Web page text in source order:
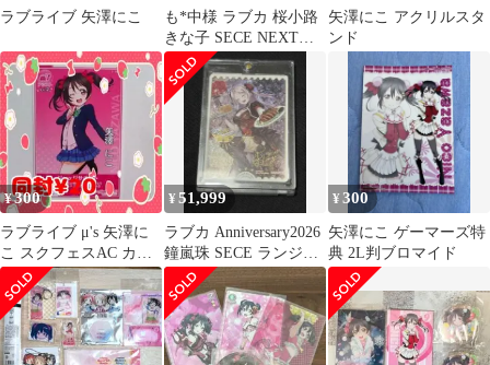
ラブライブ 矢澤にこ
も*中様 ラブカ 桜小路
きな子 SECE NEXT
STEP ラブライブカー
ドゲ
矢澤にこ アクリルスタ
ンド
¥300
ラブライブ μ's 矢澤に
こ スクフェスAC カー
ド
¥51,999
ラブカ Anniversary2026
鐘嵐珠 SECE ランジュ
箔押しサイン
¥300
矢澤にこ ゲーマーズ特
典 2L判ブロマイド